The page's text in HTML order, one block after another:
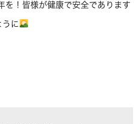
！皆様が健康で安全であります
うに